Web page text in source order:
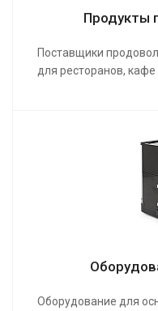
Продукты
Поставщики
для ресторанов, кафе
Оборудование для